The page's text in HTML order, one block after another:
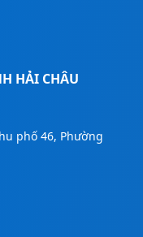
HẢI CHÂU
phố 46, Phường